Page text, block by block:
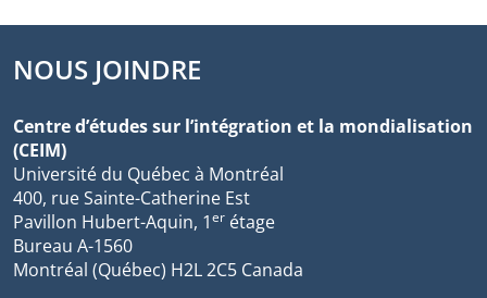
NOUS JOINDRE
Centre d’études sur l’intégration et la mondialisation
(CEIM)
Université du Québec à Montréal
400, rue Sainte-Catherine Est
Pavillon Hubert-Aquin, 1er étage
Bureau A-1560
Montréal (Québec) H2L 2C5 Canada